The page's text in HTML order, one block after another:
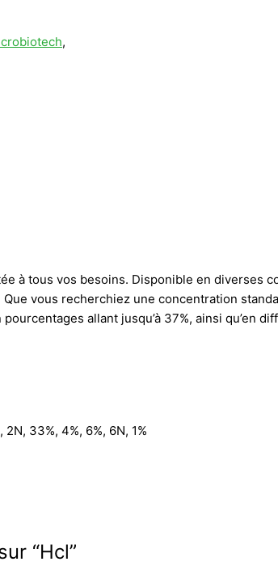
,
à tous vos besoins. Disponible en diverses
vous recherchiez une concentration
allant jusqu’à 37%, ainsi qu’en
2N, 33%, 4%, 6%, 6N, 1%
“Hcl”